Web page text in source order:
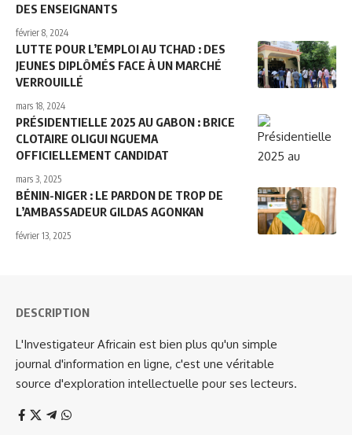
DES ENSEIGNANTS
février 8, 2024
LUTTE POUR L’EMPLOI AU TCHAD : DES
JEUNES DIPLÔMÉS FACE À UN MARCHÉ
VERROUILLÉ
mars 18, 2024
PRÉSIDENTIELLE 2025 AU GABON : BRICE
CLOTAIRE OLIGUI NGUEMA
OFFICIELLEMENT CANDIDAT
mars 3, 2025
BÉNIN-NIGER : LE PARDON DE TROP DE
L’AMBASSADEUR GILDAS AGONKAN
février 13, 2025
DESCRIPTION
L'Investigateur Africain est bien plus qu'un simple
journal d'information en ligne, c'est une véritable
source d'exploration intellectuelle pour ses lecteurs.